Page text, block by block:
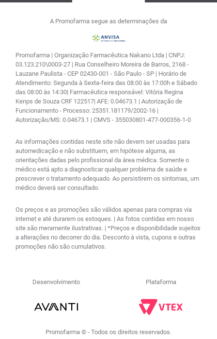
A Promofarma segue as determinações da
Promofarma | Organização Farmacêutica Nakano Ltda | CNPJ:
03.123.210\0003-27 | Rua Conselheiro Moreira de Barros, 2168 -
Lauzane Paulista - CEP 02430-001 - São Paulo - SP | Horário de
Atendimento: Segunda à Sexta-feira das 08:00 às 17:00h e Sábado
das 08:00 às 14:30| Farmacêutica responsável: Vitória Regina
Kenps de Souza CRF 122517| AFE: 0.04673.1 | Autorização de
Funcionamento - Processo: 25351.181179/2002-16 |
Autorização/MS: 0.04673.1 | CMVS - 355030801-477-000356-1-0
As informações contidas neste site não devem ser usadas para
automedicação e não substituem, em hipótese alguma, as
orientações dadas pelo profissional da área médica. Somente o
médico está apto a diagnosticar qualquer problema de saúde e
prescrever o tratamento adequado. Ao persistirem os sintomas, um
médico deverá ser consultado.
Os preços e as promoções são válidos apenas para compras via
internet e até durarem os estoques. | As fotos contidas em nosso
site são meramente ilustrativas. | *Preços e disponibilidade sujeitos
a alterações no decorrer do dia. Desconto à vista, cupons e outras
promoções não são cumulativos.
Desenvolvimento Plataforma
Promofarma © - Todos os direitos reservados.